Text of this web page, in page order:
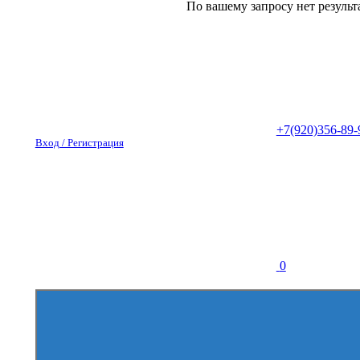
По вашему запросу нет
+7(920)356-89-
Вход / Регистрация
0